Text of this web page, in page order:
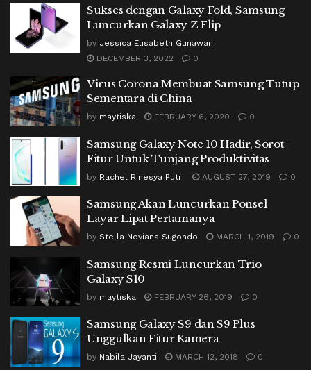
Sukses dengan Galaxy Fold, Samsung
Luncurkan Galaxy Z Flip
by Jessica Elisabeth Gunawan
DECEMBER 3, 2022
0
Virus Corona Membuat Samsung Tutup
Sementara di China
by maytiska FEBRUARY 6, 2020 0
Samsung Galaxy Note 10 Hadir, Sorot
Fitur Untuk Tunjang Produktivitas
by Rachel Rinesya Putri AUGUST 27, 2019 0
Samsung Akan Luncurkan Ponsel
Layar Lipat Pertamanya
by Stella Noviana Sugondo MARCH 1, 2019 0
Samsung Resmi Luncurkan Trio
Galaxy S10
by maytiska FEBRUARY 26, 2019 0
Samsung Galaxy S9 dan S9 Plus
Unggulkan Fitur Kamera
by Nabila Jayanti MARCH 12, 2018 0